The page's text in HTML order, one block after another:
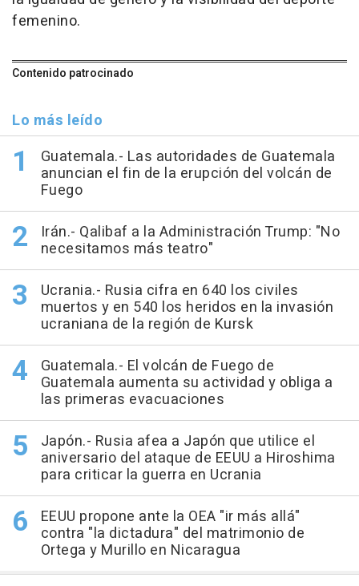
femenino.
Contenido patrocinado
Lo más leído
Guatemala.- Las autoridades de Guatemala
anuncian el fin de la erupción del volcán de
Fuego
Irán.- Qalibaf a la Administración Trump: "No
necesitamos más teatro"
Ucrania.- Rusia cifra en 640 los civiles
muertos y en 540 los heridos en la invasión
ucraniana de la región de Kursk
Guatemala.- El volcán de Fuego de
Guatemala aumenta su actividad y obliga a
las primeras evacuaciones
Japón.- Rusia afea a Japón que utilice el
aniversario del ataque de EEUU a Hiroshima
para criticar la guerra en Ucrania
EEUU propone ante la OEA "ir más allá"
contra "la dictadura" del matrimonio de
Ortega y Murillo en Nicaragua